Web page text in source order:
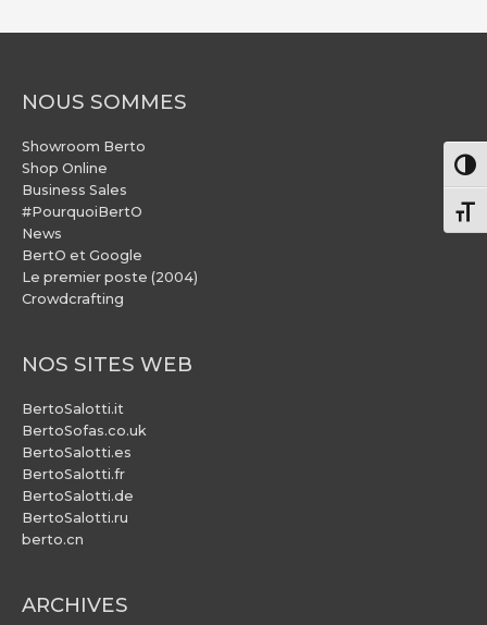
NOUS SOMMES
Showroom Berto
Shop Online
Business Sales
#PourquoiBertO
News
BertO et Google
Le premier poste (2004)
Crowdcrafting
NOS SITES WEB
BertoSalotti.it
BertoSofas.co.uk
BertoSalotti.es
BertoSalotti.fr
BertoSalotti.de
BertoSalotti.ru
berto.cn
ARCHIVES
ARCHIVES